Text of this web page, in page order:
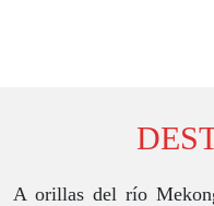
A orillas del río